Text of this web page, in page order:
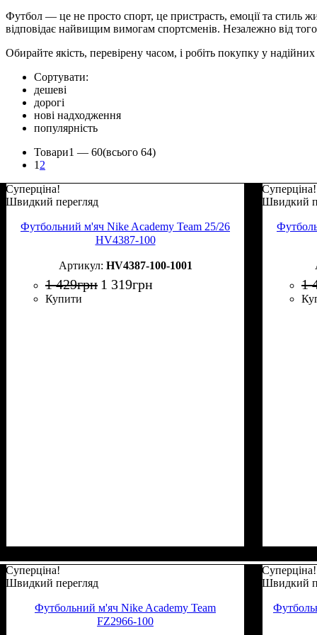
Футбол — це не просто спорт, це пристрасть, емоції та стиль
відповідає найвищим вимогам спортсменів. Незалежно від
Обирайте якість, перевірену часом, і робіть покупку у
Сортувати:
дешеві
дорогі
нові надходження
популярність
Товари1 — 60(всього 64)
1 2
Суперціна!
Швидкий перегляд
Футбольний м'яч Nike Academy Team 25/26
HV4387-100
HV4387-100-1001
1 429грн 1 319грн
Купити
Суперціна!
Швидкий
1
Суперціна!
Швидкий перегляд
Футбольний м'яч Nike Academy Team
FZ2966-100
Суперціна!
Швидкий